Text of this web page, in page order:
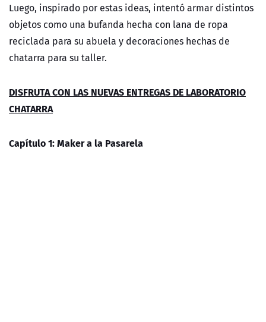
Luego, inspirado por estas ideas, intentó armar distintos
objetos como una bufanda hecha con lana de ropa
reciclada para su abuela y decoraciones hechas de
chatarra para su taller.
DISFRUTA CON LAS NUEVAS ENTREGAS DE LABORATORIO
CHATARRA
Capítulo 1: Maker a la Pasarela